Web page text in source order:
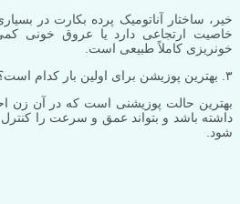
خیر، ساختار آناتومیک پرده بکارت در
خاصیت ارتجاعی دارد یا عروق خونی
خونریزی کاملاً طبیعی است.
۳. بهترین پوزیشن برای اولین بار کدام است؟
بهترین حالت پوزیشنی است که در آن زن
داشته باشد و بتواند عمق و سرعت را کنترل
شود.